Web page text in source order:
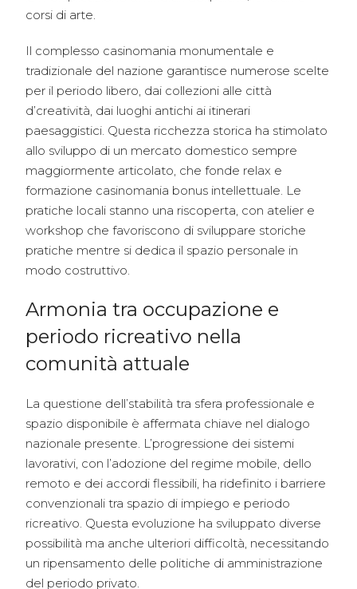
corsi di arte.
Il complesso casinomania monumentale e
tradizionale del nazione garantisce numerose scelte
per il periodo libero, dai collezioni alle città
d’creatività, dai luoghi antichi ai itinerari
paesaggistici. Questa ricchezza storica ha stimolato
allo sviluppo di un mercato domestico sempre
maggiormente articolato, che fonde relax e
formazione casinomania bonus intellettuale. Le
pratiche locali stanno una riscoperta, con atelier e
workshop che favoriscono di sviluppare storiche
pratiche mentre si dedica il spazio personale in
modo costruttivo.
Armonia tra occupazione e
periodo ricreativo nella
comunità attuale
La questione dell’stabilità tra sfera professionale e
spazio disponibile è affermata chiave nel dialogo
nazionale presente. L’progressione dei sistemi
lavorativi, con l’adozione del regime mobile, dello
remoto e dei accordi flessibili, ha ridefinito i barriere
convenzionali tra spazio di impiego e periodo
ricreativo. Questa evoluzione ha sviluppato diverse
possibilità ma anche ulteriori difficoltà, necessitando
un ripensamento delle politiche di amministrazione
del periodo privato.